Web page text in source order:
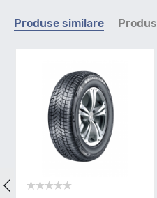
Indice viteza
Indice greutate
Produse similare